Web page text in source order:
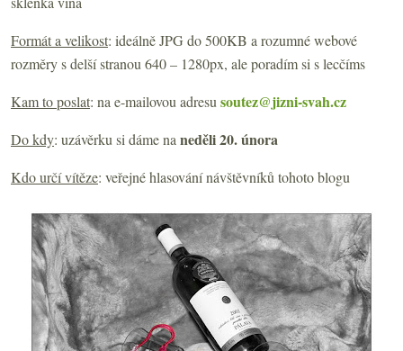
Formát a velikost: ideálně JPG do 500KB a rozumné webové
rozměry s delší stranou 640 – 1280px, ale poradím si s lecčíms
Kam to poslat: na e-mailovou adresu soutez@jizni-svah.cz
Do kdy: uzávěrku si dáme na neděli 20. února
Kdo určí vítěze: veřejné hlasování návštěvníků tohoto blogu